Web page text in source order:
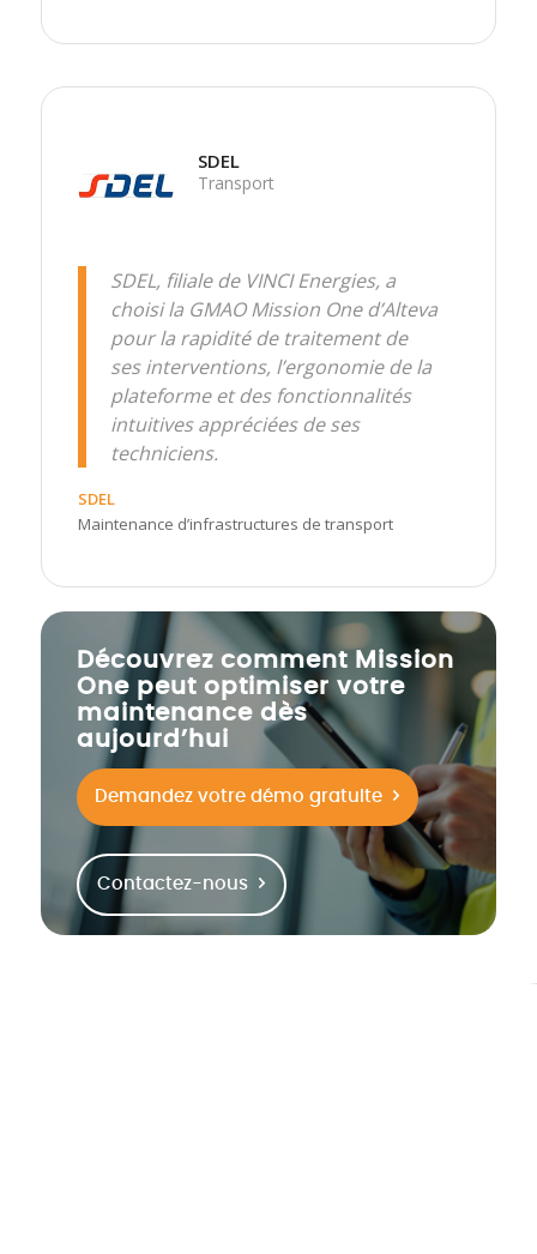
SDEL
Transport
SDEL, filiale de VINCI Energies, a
choisi la GMAO Mission One d’Alteva
pour la rapidité de traitement de
ses interventions, l’ergonomie de la
plateforme et des fonctionnalités
intuitives appréciées de ses
techniciens.
SDEL
Maintenance d’infrastructures de transport
Découvrez comment Mission
One peut optimiser votre
maintenance dès
aujourd’hui
Demandez votre démo gratuite
Contactez-nous